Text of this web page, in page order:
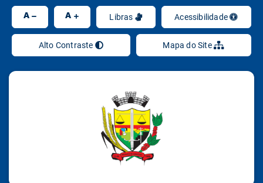
A A Libras Acessibilidade
Alto Contraste Mapa do Site